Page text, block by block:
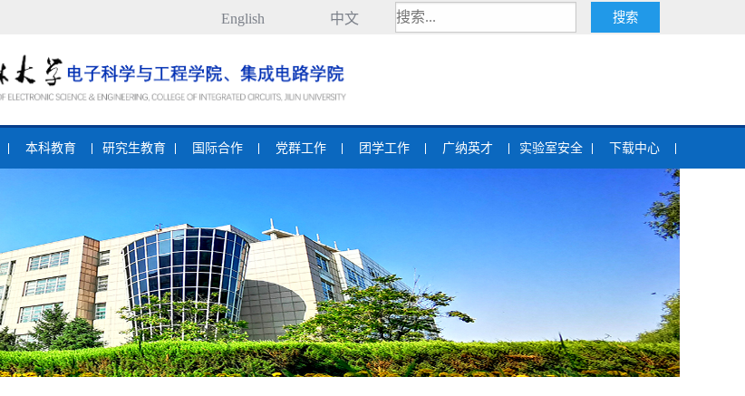
English 中文
本科教育 研究生教育 国际合作 党群工作 团学工作 广纳英才 实验室安全 下载中心